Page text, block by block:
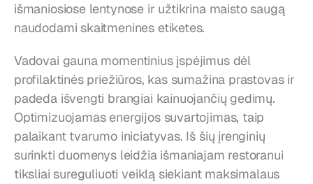
išmaniosiose lentynose ir užtikrina maisto saugą
naudodami skaitmenines etiketes.
Vadovai gauna momentinius įspėjimus dėl
profilaktinės priežiūros, kas sumažina prastovas ir
padeda išvengti brangiai kainuojančių gedimų.
Optimizuojamas energijos suvartojimas, taip
palaikant tvarumo iniciatyvas. Iš šių įrenginių
surinkti duomenys leidžia išmaniajam restoranui
tiksliai sureguliuoti veiklą siekiant maksimalaus